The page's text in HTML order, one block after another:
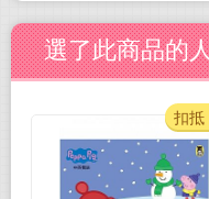
選了此商品的
扣抵